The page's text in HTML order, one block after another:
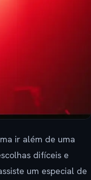
ir além de uma
difíceis e
um especial de